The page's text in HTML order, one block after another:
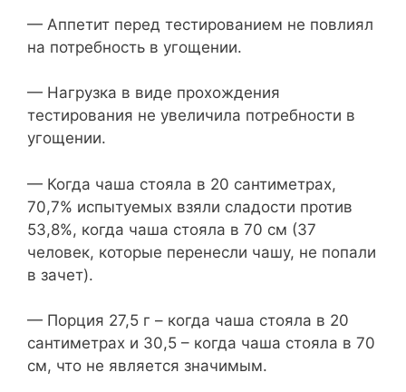
— Аппетит перед тестированием не повлиял
на потребность в угощении.
— Нагрузка в виде прохождения
тестирования не увеличила потребности в
угощении.
— Когда чаша стояла в 20 сантиметрах,
70,7% испытуемых взяли сладости против
53,8%, когда чаша стояла в 70 см (37
человек, которые перенесли чашу, не попали
в зачет).
— Порция 27,5 г – когда чаша стояла в 20
сантиметрах и 30,5 – когда чаша стояла в 70
см, что не является значимым.